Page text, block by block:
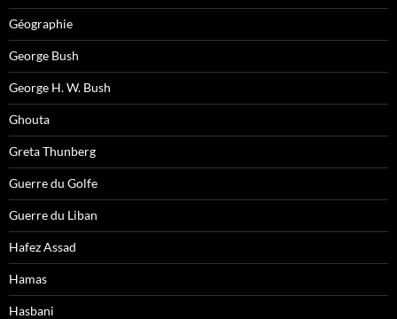
Géographie
George Bush
George H. W. Bush
Ghouta
Greta Thunberg
Guerre du Golfe
Guerre du Liban
Hafez Assad
Hamas
Hasbani